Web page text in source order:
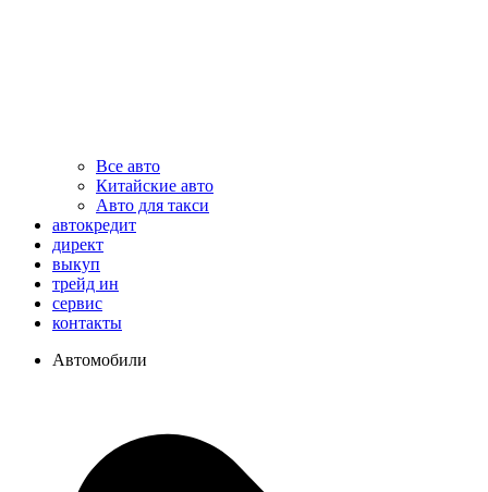
Все авто
Китайские авто
Авто для такси
автокредит
директ
выкуп
трейд ин
сервис
контакты
Автомобили